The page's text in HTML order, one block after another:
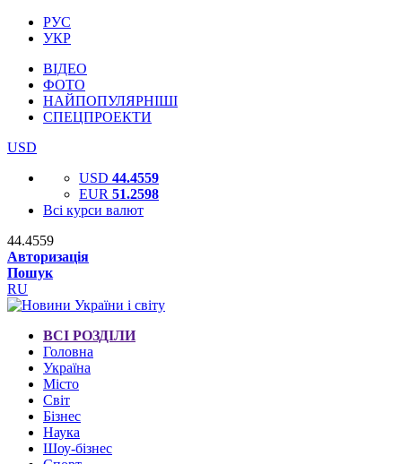
РУС
УКР
ВІДЕО
ФОТО
НАЙПОПУЛЯРНІШІ
СПЕЦПРОЕКТИ
USD
USD 44.4559
EUR 51.2598
Всі курси валют
44.4559
Авторизація
Пошук
RU
ВСІ РОЗДІЛИ
Головна
Україна
Місто
Світ
Бізнес
Наука
Шоу-бізнес